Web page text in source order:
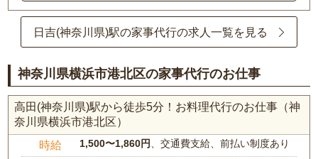
日吉(神奈川県)駅の家事代行の求人一覧を見る
神奈川県横浜市港北区の家事代行のお仕事
高田(神奈川県)駅から徒歩5分！お料理代行のお仕事（神
奈川県横浜市港北区）
時給 1,500〜1,860円 、交通費支給、前払い制度あり